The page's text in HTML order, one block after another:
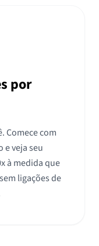
por
Comece com
e veja seu
à medida que
ligações de